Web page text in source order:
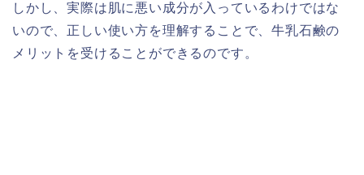
しかし、実際は肌に悪い成分が入っているわけではな
いので、正しい使い方を理解することで、牛乳石鹸の
メリットを受けることができるのです。